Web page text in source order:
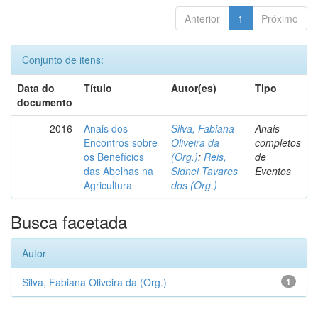
Anterior 1 Próximo
Conjunto de itens:
Data do
documento
Título Autor(es) Tipo
2016
Anais dos
Encontros sobre
os Benefícios
das Abelhas na
Agricultura
Silva, Fabiana
Oliveira da
(Org.); Reis,
Sidnei Tavares
dos (Org.)
Anais
completos
de
Eventos
Busca facetada
Autor
1
Silva, Fabiana Oliveira da (Org.)